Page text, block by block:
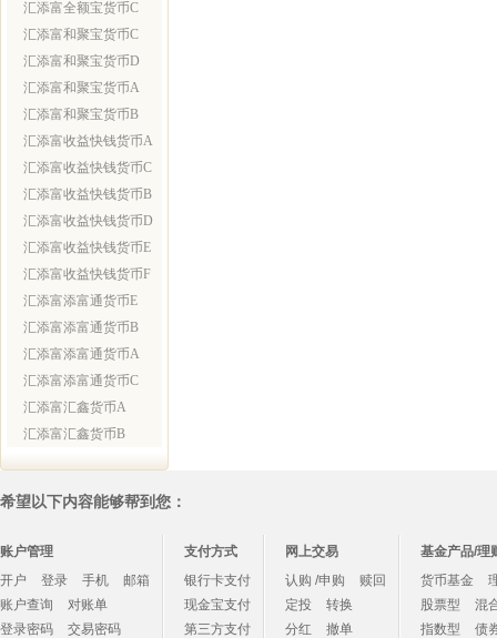
汇添富全额宝货币C
汇添富和聚宝货币C
汇添富和聚宝货币D
汇添富和聚宝货币A
汇添富和聚宝货币B
汇添富收益快钱货币A
汇添富收益快钱货币C
汇添富收益快钱货币B
汇添富收益快钱货币D
汇添富收益快钱货币E
汇添富收益快钱货币F
汇添富添富通货币E
汇添富添富通货币B
汇添富添富通货币A
汇添富添富通货币C
汇添富汇鑫货币A
汇添富汇鑫货币B
希望以下内容能够帮到您：
账户管理
开户
登录 手机
邮箱
账户查询
对账单
登录密码
交易密码
支付方式
银行卡支付
现金宝支付
第三方支付
网上交易
认购 /申购
赎回
定投
转换
分红
撤单
基金产品/理
货币基金
股票型
混
指数型
债